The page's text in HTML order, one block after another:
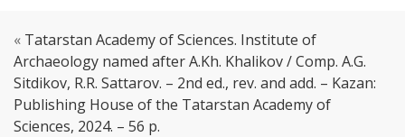
« Tatarstan Academy of Sciences. Institute of
Archaeology named after A.Kh. Khalikov / Comp. A.G.
Sitdikov, R.R. Sattarov. – 2nd ed., rev. and add. – Kazan:
Publishing House of the Tatarstan Academy of
Sciences, 2024. – 56 p.